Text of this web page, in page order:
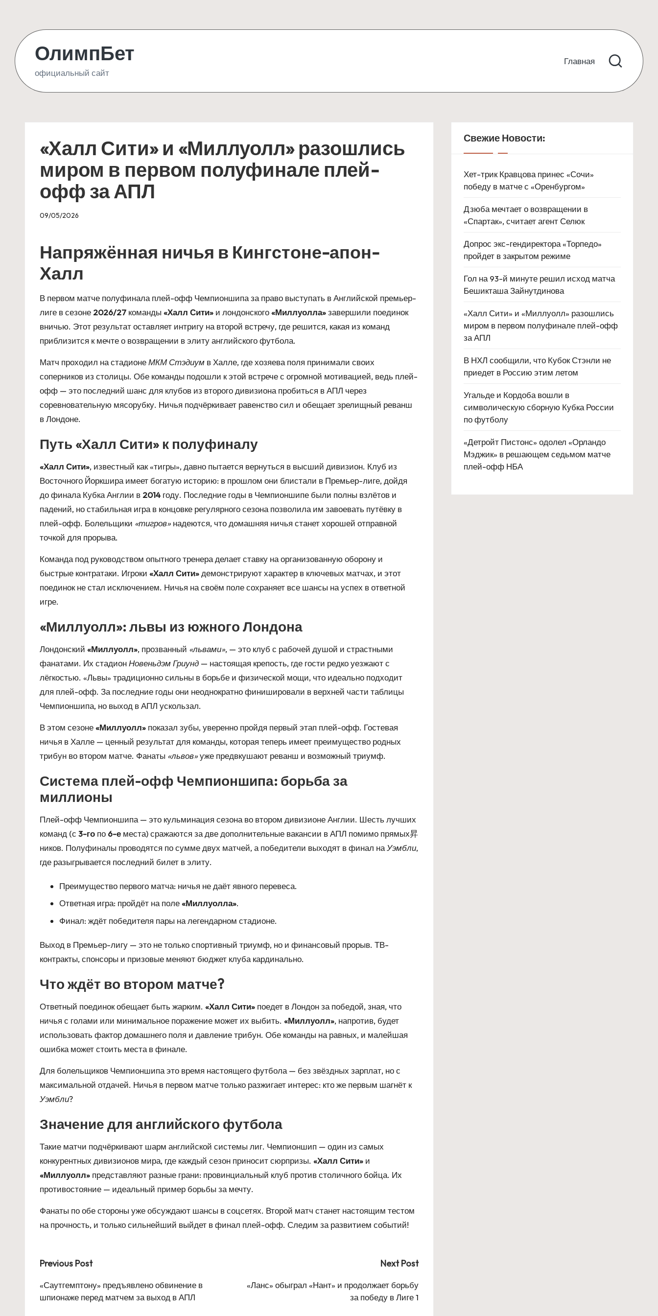
content
ОлимпБет
официальный сайт
Главная
«Халл Сити» и «Миллуолл» разошлись
миром в первом полуфинале плей-
офф за АПЛ
09/05/2026
Напряжённая ничья в Кингстоне-апон-
Халл
В первом матче полуфинала плей-офф Чемпионшипа за право выступать в Английской премьер-
лиге в сезоне 2026/27 команды «Халл Сити» и лондонского«Миллуолла»завершили поединок
вничью. Этот результат оставляет интригу на второй встречу, где решится, какая из команд
приблизится к мечте о возвращении в элиту английского футбола.
Матч проходил на стадионеМКМ Стэдиум в Халле, где хозяева поля принимали своих
соперников из столицы. Обе команды подошли к этой встрече с огромной мотивацией, ведь плей-
офф — это последний шанс для клубов из второго дивизиона пробиться в АПЛ через
соревновательную мясорубку. Ничья подчёркивает равенство сил и обещает зрелищный реванш
в Лондоне.
Путь «Халл Сити» к полуфиналу
«Халл Сити», известный как «тигры», давно пытается вернуться в высший дивизион. Клуб из
Восточного Йоркшира имеет богатую историю: в прошлом они блистали в Премьер-лиге, дойдя
до финала Кубка Англии в 2014 году. Последние годы в Чемпионшипе были полны взлётов и
падений, но стабильная игра в концовке регулярного сезона позволила им завоевать путёвку в
плей-офф. Болельщики «тигров» надеются, что домашняя ничья станет хорошей отправной
точкой для прорыва.
Команда под руководством опытного тренера делает ставку на организованную оборону и
быстрые контратаки. Игроки «Халл Сити» демонстрируют характер в ключевых матчах, и этот
поединок не стал исключением. Ничья на своём поле сохраняет все шансы на успех в ответной
игре.
«Миллуолл»: львы из южного Лондона
Лондонский «Миллуолл», прозванный «львами», — это клуб с рабочей душой и страстными
фанатами. Их стадионНовеньдэм Гриунд — настоящая крепость, где гости редко уезжают с
лёгкостью. «Львы» традиционно сильны в борьбе и физической мощи, что идеально подходит
для плей-офф. За последние годы они неоднократно финишировали в верхней части таблицы
Чемпионшипа, но выход в АПЛ ускользал.
В этом сезоне«Миллуолл» показал зубы, уверенно пройдя первый этап плей-офф. Гостевая
ничья в Халле — ценный результат для команды, которая теперь имеет преимущество родных
трибун во втором матче. Фанаты «львов»уже предвкушают реванш и возможный триумф.
Система плей-офф Чемпионшипа: борьба за
миллионы
Плей-офф Чемпионшипа — это кульминация сезона во втором дивизионе Англии. Шесть лучших
команд (с 3-го по 6-е места) сражаются за две дополнительные вакансии в АПЛ помимо прямых昇
ников. Полуфиналы проводятся по сумме двух матчей, а победители выходят в финал наУэмбли,
где разыгрывается последний билет в элиту.
Преимущество первого матча: ничья не даёт явного перевеса.
Ответная игра: пройдёт на поле«Миллуолла».
Финал: ждёт победителя пары на легендарном стадионе.
Выход в Премьер-лигу — это не только спортивный триумф, но и финансовый прорыв. ТВ-
контракты, спонсоры и призовые меняют бюджет клуба кардинально.
Что ждёт во втором матче?
Ответный поединок обещает быть жарким. «Халл Сити» поедет в Лондон за победой, зная, что
ничья с голами или минимальное поражение может их выбить. «Миллуолл», напротив, будет
использовать фактор домашнего поля и давление трибун. Обе команды на равных, и малейшая
ошибка может стоить места в финале.
Для болельщиков Чемпионшипа это время настоящего футбола — без звёздных зарплат, но с
максимальной отдачей. Ничья в первом матче только разжигает интерес: кто же первым шагнёт к
Уэмбли?
Значение для английского футбола
Такие матчи подчёркивают шарм английской системы лиг. Чемпионшип — один из самых
конкурентных дивизионов мира, где каждый сезон приносит сюрпризы. «Халл Сити» и
«Миллуолл» представляют разные грани: провинциальный клуб против столичного бойца. Их
противостояние — идеальный пример борьбы за мечту.
Фанаты по обе стороны уже обсуждают шансы в соцсетях. Второй матч станет настоящим тестом
на прочность, и только сильнейший выйдет в финал плей-офф. Следим за развитием событий!
Post
navigation
Previous Post
«Саутгемптону» предъявлено обвинение в
шпионаже перед матчем за выход в АПЛ
Next Post
«Ланс» обыграл «Нант» и продолжает борьбу
за победу в Лиге 1
Свежие Новости:
Хет-трик Кравцова принес «Сочи»
победу в матче с «Оренбургом»
Дзюба мечтает о возвращении в
«Спартак», считает агент Селюк
Допрос экс-гендиректора «Торпедо»
пройдет в закрытом режиме
Гол на 93-й минуте решил исход матча
Бешикташа Зайнутдинова
«Халл Сити» и «Миллуолл» разошлись
миром в первом полуфинале плей-офф
за АПЛ
В НХЛ сообщили, что Кубок Стэнли не
приедет в Россию этим летом
Угальде и Кордоба вошли в
символическую сборную Кубка России
по футболу
«Детройт Пистонс» одолел «Орландо
Мэджик» в решающем седьмом матче
плей-офф НБА